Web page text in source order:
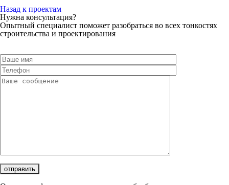
Назад к проектам
Нужна консультация?
Опытный специалист поможет разобраться во всех тонкостях
строительства и проектирования